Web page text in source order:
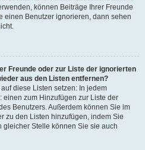
können Beiträge Ihrer Freunde
einen Benutzer ignorieren, dann sehen
Freunde oder zur Liste der ignorierten
aus den Listen entfernen?
diese Listen setzen: In jedem
einen zum Hinzufügen zur Liste der
Benutzers. Außerdem können Sie im
zu den Listen hinzufügen, indem Sie
Stelle können Sie sie auch